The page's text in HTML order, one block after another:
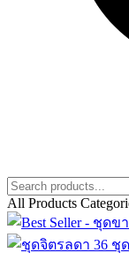
All Products
36 ชุ